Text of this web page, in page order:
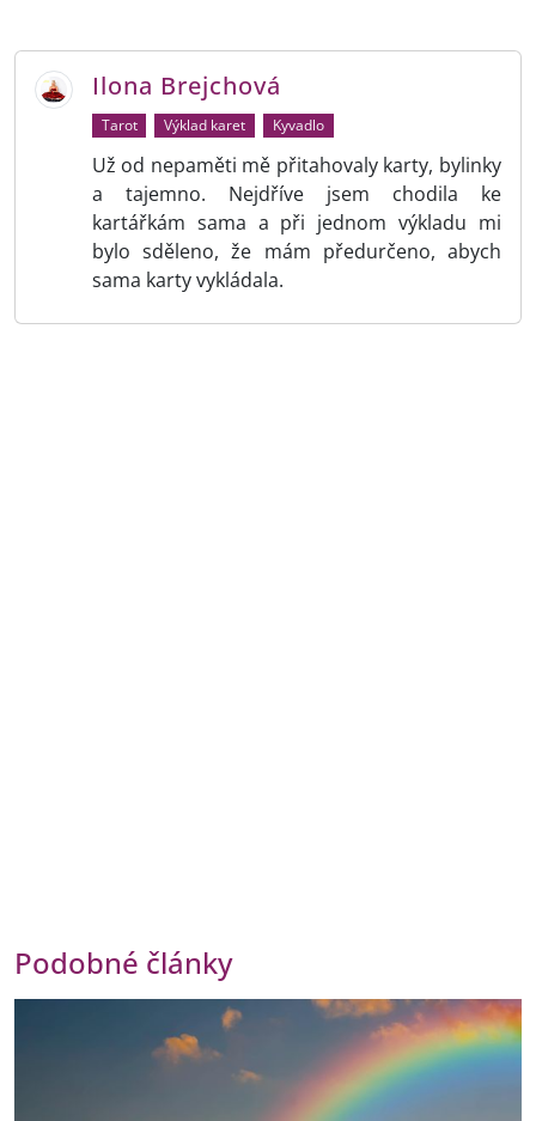
Ilona Brejchová
Tarot Výklad karet Kyvadlo
Už od nepaměti mě přitahovaly karty, bylinky
a tajemno. Nejdříve jsem chodila ke
kartářkám sama a při jednom výkladu mi
bylo sděleno, že mám předurčeno, abych
sama karty vykládala.
Podobné články